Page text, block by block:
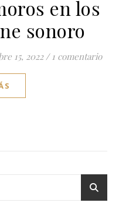
en los
sonoro
15, 2022 / 1 comentario